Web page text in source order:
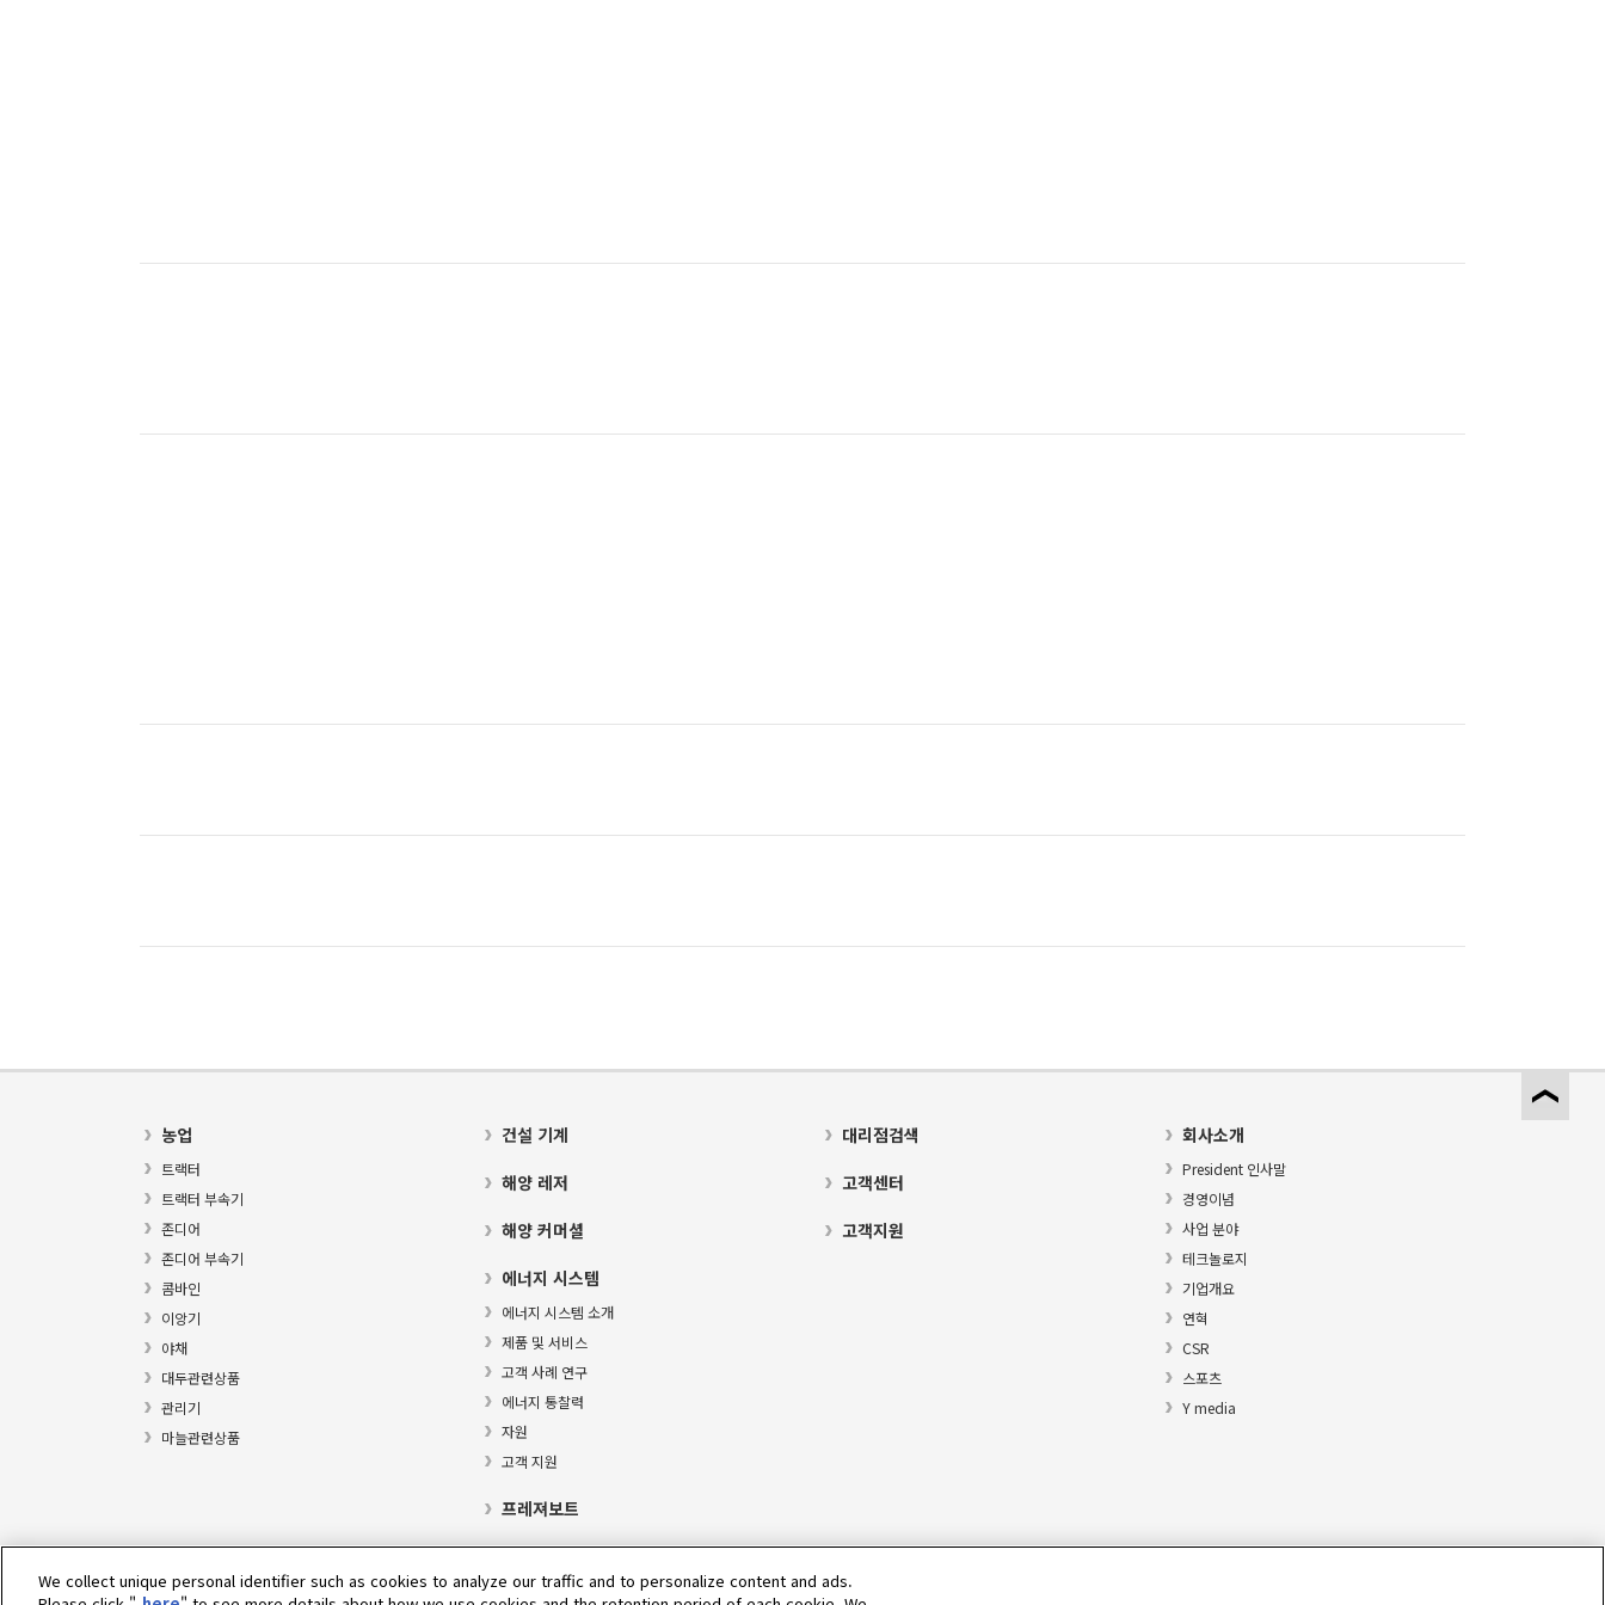
농업
트랙터
트랙터 부속기
존디어
존디어 부속기
콤바인
이앙기
야채
대두관련상품
관리기
마늘관련상품
건설 기계
해양 레저
해양 커머셜
에너지 시스템
에너지 시스템 소개
제품 및 서비스
고객 사례 연구
에너지 통찰력
자원
고객 지원
프레져보트
대리점검색
고객센터
고객지원
회사소개
President 인사말
경영이념
사업 분야
테크놀로지
기업개요
연혁
CSR
스포츠
Y media
We collect unique personal identifier such as cookies to analyze our traffic and to personalize content and ads.